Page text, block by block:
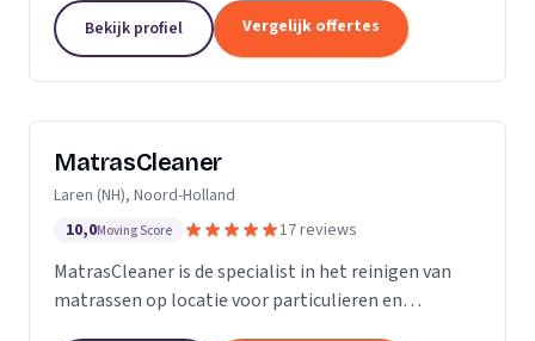
specialistische schoonmaak groeide Mannen van
Schoon al snel uit...
Bekijk profiel Vergelijk offertes
MatrasCleaner
Laren (NH), Noord-Holland
10,0Moving Score 17 reviews
MatrasCleaner is de specialist in het reinigen van
matrassen op locatie voor particulieren en